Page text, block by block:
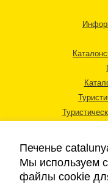
Печенье
Мы используем
файлы cookie